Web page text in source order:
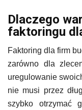
Dlaczego
faktoringu
Faktoring dla firm
zarówno dla
uregulowanie
nie musi przez
szybko otrzymać